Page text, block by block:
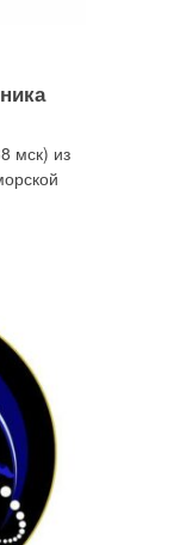
мск) из